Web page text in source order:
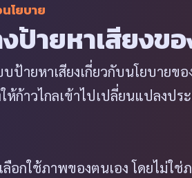
โยบาย
ป้ายหาเสียงข
ป้ายหาเสียงเกี่ยวกับนโยบายข
ให้ก้าวไกลเข้าไปเปลี่ยนแปลง
ลือกใช้ภาพของตนเอง โดยไม่ใ